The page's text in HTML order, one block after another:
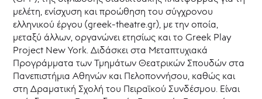
μελέτη, ενίσχυση και προώθηση του σύγχρονου
ελληνικού έργου (greek-theatre.gr), με την οποία,
μεταξύ άλλων, οργανώνει ετησίως και το Greek Play
Project New York. Διδάσκει στα Μεταπτυχιακά
Προγράμματα των Τμημάτων Θεατρικών Σπουδών στα
Πανεπιστήμια Αθηνών και Πελοποννήσου, καθώς και
στη Δραματική Σχολή του Πειραϊκού Συνδέσμου. Είναι